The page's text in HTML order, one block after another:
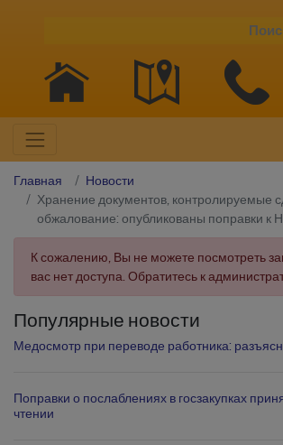
Главная
Новости
Хранение документов, контролируемые
обжалование: опубликованы поправки к
К сожалению, Вы не можете посмотреть
вас нет доступа. Обратитесь к
Популярные новости
Медосмотр при переводе работника:
Поправки о послаблениях в госзакупках
чтении